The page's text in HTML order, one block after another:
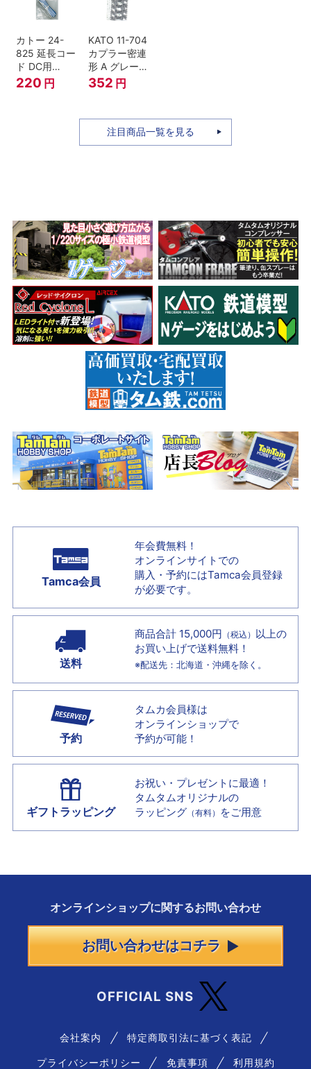
カトー 24-
825 延長コー
ド DC用
(90cm）
220 円
KATO 11-704
カプラー密連
形 A グレー
(20個入) (ア
ーノルドカプ
352 円
注目商品一覧を見る
Tamca会員
年会費無料！
オンラインサイトでの
購入・予約にはTamca会員登録
が必要です。
送料
商品合計 15,000円 （税込） 以上の
お買い上げで送料無料！
※配送先：北海道・沖縄を除く。
予約
タムカ会員様は
オンラインショップで
予約が可能！
ギフトラッピング
お祝い・プレゼントに最適！
タムタムオリジナルの
ラッピング （有料） をご用意
オンラインショップに関するお問い合わせ
お問い合わせはコチラ
OFFICIAL SNS
会社案内 特定商取引法に基づく表記
プライバシーポリシー 免責事項 利用規約